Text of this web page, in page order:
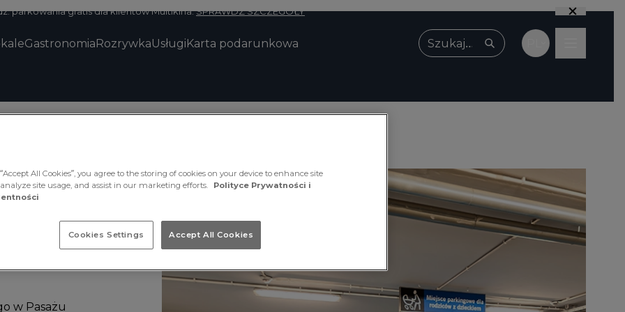
parkowania gratis dla klientów Multikina.SPRAWDŹ SZCZEGÓŁY
GastronomiaRozrywkaUsługiKarta podarunkowa
Wpisz, czego szukasz
w Pasażu
All Cookies”, you agree to the storing of cookies on your device to enhance site
site usage, and assist in our marketing efforts.
Polityce Prywatności i
Cookies Settings Accept All Cookies